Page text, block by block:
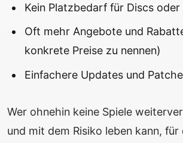
Kein Platzbedarf für Discs
Oft mehr Angebote und
konkrete Preise zu nennen)
Einfachere Updates und
Wer ohnehin keine Spiele
und mit dem Risiko leben kann, für